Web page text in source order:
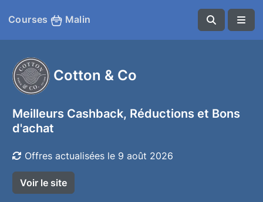
Courses Malin
Cotton & Co
Meilleurs Cashback, Réductions et Bons
d'achat
Offres actualisées le 9 août 2026
Voir le site